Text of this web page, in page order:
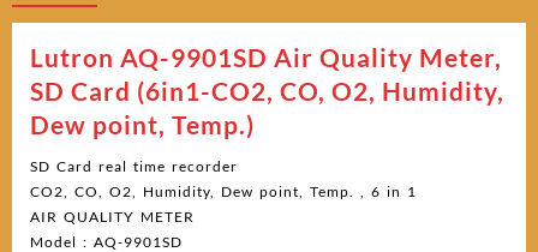
Lutron AQ-9901SD Air Quality Meter,
SD Card (6in1-CO2, CO, O2, Humidity,
Dew point, Temp.)
SD Card real time recorder
CO2, CO, O2, Humidity, Dew point, Temp. , 6 in 1
AIR QUALITY METER
Model : AQ-9901SD